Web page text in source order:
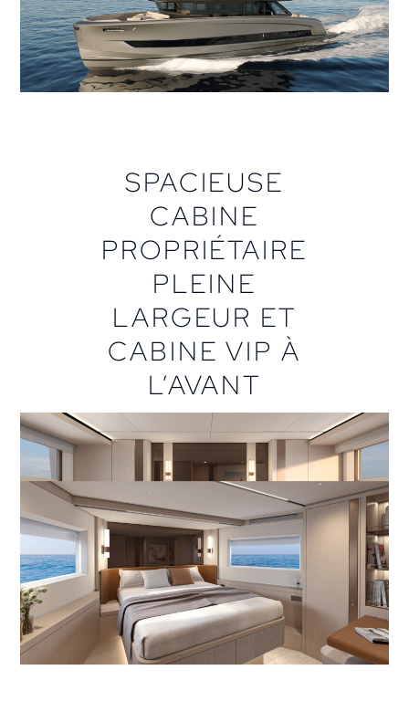
SPACIEUSE
CABINE
PROPRIÉTAIRE
PLEINE
LARGEUR ET
CABINE VIP À
L’AVANT